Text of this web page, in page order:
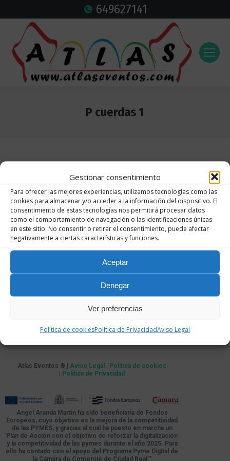
Gestionar consentimiento
Para ofrecer las mejores experiencias, utilizamos tecnologías como las
cookies para almacenar y/o acceder a la información del dispositivo. El
consentimiento de estas tecnologías nos permitirá procesar datos
como el comportamiento de navegación o las identificaciones únicas
en este sitio. No consentir o retirar el consentimiento, puede afectar
negativamente a ciertas características y funciones.
Aceptar
Denegar
Ver preferencias
Política de cookiesPolítica de PrivacidadAviso Legal
649627141
P cuerdas 1
Atlas Eventos ® | Aviso Legal
Política de cookies
Política de Privacidad
Angel Aranda Martin ha sido beneficiaria de Fondos
Europeos, cuyo objetivo es la mejora de la competitividad
de las PYMES, y gracias al cual ha puesto en marcha un
Plan de Acción con el objetivo de reforzar la digitalización
y la competitividad de las pymes durante el año 2025. Para
ello ha contado con el apoyo del Programa Pyme Digital de
la Cámara de Comercio de Ciudad Real.”